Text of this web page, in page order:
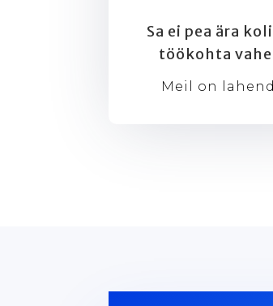
Sa ei pea ära
töökohta
Meil on